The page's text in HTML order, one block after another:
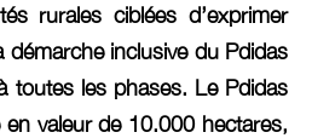
rurales ciblées d’exprimer
démarche inclusive du Pdidas
toutes les phases. Le Pdidas
valeur de 10.000 hectares,